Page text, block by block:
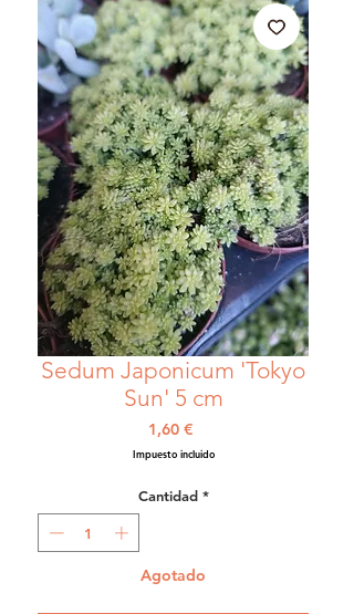
Sedum Japonicum 'Tokyo
Sun' 5 cm
1,60 €Precio
Impuesto incluido
Cantidad *
Agotado